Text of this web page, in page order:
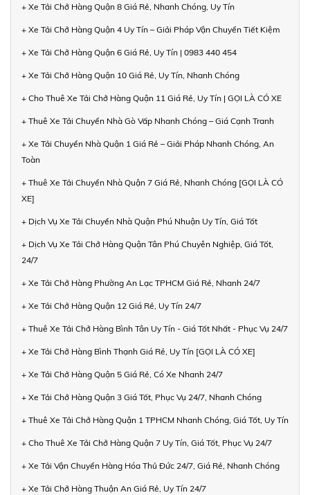
+ Xe Tải Chở Hàng Quận 8 Giá Rẻ, Nhanh Chóng, Uy Tín
+ Xe Tải Chở Hàng Quận 4 Uy Tín – Giải Pháp Vận Chuyển Tiết Kiệm
+ Xe Tải Chở Hàng Quận 6 Giá Rẻ, Uy Tín | 0983 440 454
+ Xe Tải Chở Hàng Quận 10 Giá Rẻ, Uy Tín, Nhanh Chóng
+ Cho Thuê Xe Tải Chở Hàng Quận 11 Giá Rẻ, Uy Tín | GỌI LÀ CÓ XE
+ Thuê Xe Tải Chuyển Nhà Gò Vấp Nhanh Chóng – Giá Cạnh Tranh
+ Xe Tải Chuyển Nhà Quận 1 Giá Rẻ – Giải Pháp Nhanh Chóng, An
Toàn
+ Thuê Xe Tải Chuyển Nhà Quận 7 Giá Rẻ, Nhanh Chóng [GỌI LÀ CÓ
XE]
+ Dịch Vụ Xe Tải Chuyển Nhà Quận Phú Nhuận Uy Tín, Giá Tốt
+ Dịch Vụ Xe Tải Chở Hàng Quận Tân Phú Chuyên Nghiệp, Giá Tốt,
24/7
+ Xe Tải Chở Hàng Phường An Lạc TPHCM Giá Rẻ, Nhanh 24/7
+ Xe Tải Chở Hàng Quận 12 Giá Rẻ, Uy Tín 24/7
+ Thuê Xe Tải Chở Hàng Bình Tân Uy Tín - Giá Tốt Nhất - Phục Vụ 24/7
+ Xe Tải Chở Hàng Bình Thạnh Giá Rẻ, Uy Tín [GỌI LÀ CÓ XE]
+ Xe Tải Chở Hàng Quận 5 Giá Rẻ, Có Xe Nhanh 24/7
+ Xe Tải Chở Hàng Quận 3 Giá Tốt, Phục Vụ 24/7, Nhanh Chóng
+ Thuê Xe Tải Chở Hàng Quận 1 TPHCM Nhanh Chóng, Giá Tốt, Uy Tín
+ Cho Thuê Xe Tải Chở Hàng Quận 7 Uy Tín, Giá Tốt, Phục Vụ 24/7
+ Xe Tải Vận Chuyển Hàng Hóa Thủ Đức 24/7, Giá Rẻ, Nhanh Chóng
+ Xe Tải Chở Hàng Thuận An Giá Rẻ, Uy Tín 24/7